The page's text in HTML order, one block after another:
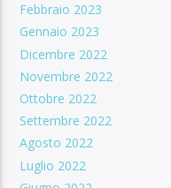
Febbraio 2023
Gennaio 2023
Dicembre 2022
Novembre 2022
Ottobre 2022
Settembre 2022
Agosto 2022
Luglio 2022